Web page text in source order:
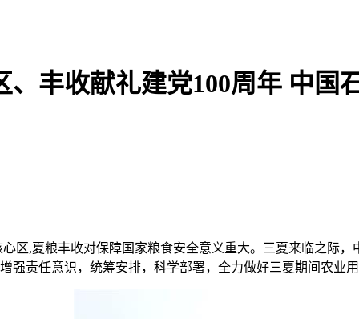
、丰收献礼建党100周年 中
区,夏粮丰收对保障国家粮食安全意义重大。三夏来临之际
强责任意识，统筹安排，科学部署，全力做好三夏期间农业用